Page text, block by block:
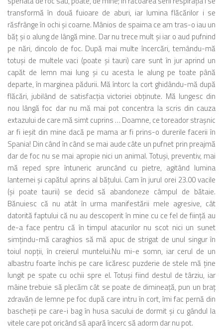
transformă în două fuioare de aburi, iar lumina flăcărilor i se
răsfrânge în ochi şi coarne. Mânios de spaima ce am tras-o iau un
băţ şi o alung de lângă mine. Dar nu trece mult şi iar o aud pufnind
pe nări, dincolo de foc. După mai multe încercări, temându-mă
totuşi de multele vaci (poate şi tauri) care sunt în jur aprind un
capăt de lemn mai lung şi cu acesta le alung pe toate până
departe, în marginea pădurii. Mă întorc la cort ghidându-mă după
flăcări, jubilând de satisfacţia victoriei obţinute. Mă lungesc din
nou lângă foc dar nu mă mai pot concentra la scris din cauza
extazului de care mă simt cuprins … Doamne, ce toreador straşnic
ar fi ieşit din mine dacă pe mama ar fi prins-o durerile facerii în
Spania! Din când în când se mai aude câte un pufnet prin preajmă
dar de foc nu se mai apropie nici un animal. Totuşi, preventiv, mai
mă reped spre întuneric aruncând cu pietre, agitând lumina
lanternei şi capătul aprins al băţului. Cam în jurul orei 23.00 vacile
(şi poate taurii) se decid să abandoneze câmpul de bătaie.
Bănuiesc că nu atât în urma manifestării mele agresive, cât
datorită faptului că nu au descoperit în mine cu ce fel de fiinţă au
de-a face pentru că în timpul atacurilor nu scot nici un sunet
simţindu-mă caraghios să mă apuc de strigat de unul singur în
toiul nopţii, în creierul muntelui.Nu mi-e somn, iar cerul de un
albastru foarte închis pe care licăresc puzderie de stele mă ţine
lungit pe spate cu ochii spre el. Totuşi fiind destul de târziu, iar
mâine trebuie să plecăm cât se poate de dimineaţă, pun un braţ
zdravăn de lemne pe foc după care intru în cort, îmi fac pernă din
bascheţii pe care-i bag în husa sacului de dormit şi cu gândul la
vitele care pot oricând să apară încerc să adorm dar nu pot.